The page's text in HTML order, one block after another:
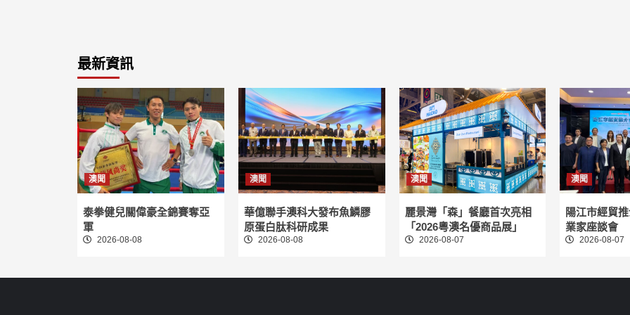
最新資訊
澳聞
泰拳健兒關偉豪全錦賽奪亞
軍
2026-08-08
澳聞
華億聯手澳科大發布魚鱗膠
原蛋白肽科研成果
2026-08-08
澳聞
麗景灣「森」餐廳首次亮相
「2026粵澳名優商品展」
2026-08-07
澳聞
陽江市經貿
業家座談會
2026-08-07